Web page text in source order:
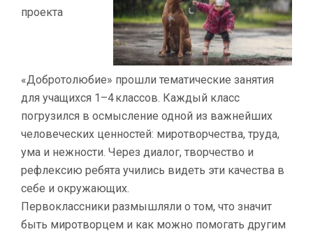
проекта
«Добротолюбие» прошли тематические занятия
для учащихся 1–4 классов. Каждый класс
погрузился в осмысление одной из важнейших
человеческих ценностей: миротворчества, труда,
ума и нежности. Через диалог, творчество и
рефлексию ребята учились видеть эти качества в
себе и окружающих.
Первоклассники размышляли о том, что значит
быть миротворцем и как можно помогать другим